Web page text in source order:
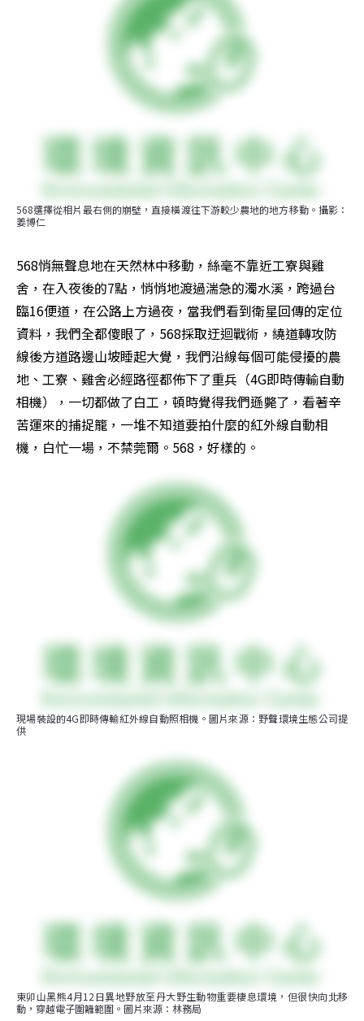
568選擇從相片最右側的崩壁，直接橫渡往下游較少農地的地方移動。攝影：
姜博仁
568悄無聲息地在天然林中移動，絲毫不靠近工寮與雞
舍，在入夜後的7點，悄悄地渡過湍急的濁水溪，跨過台
臨16便道，在公路上方過夜，當我們看到衛星回傳的定位
資料，我們全都傻眼了，568採取迂迴戰術，繞道轉攻防
線後方道路邊山坡睡起大覺，我們沿線每個可能侵擾的農
地、工寮、雞舍必經路徑都佈下了重兵（4G即時傳輸自動
相機），一切都做了白工，頓時覺得我們遜斃了，看著辛
苦運來的捕捉籠，一堆不知道要拍什麼的紅外線自動相
機，白忙一場，不禁莞爾。568，好樣的。
現場裝設的4G即時傳輸紅外線自動照相機。圖片來源：野聲環境生態公司提
供
東卯山黑熊4月12日異地野放至丹大野生動物重要棲息環境，但很快向北移
動，穿越電子圍籬範圍。圖片來源：林務局